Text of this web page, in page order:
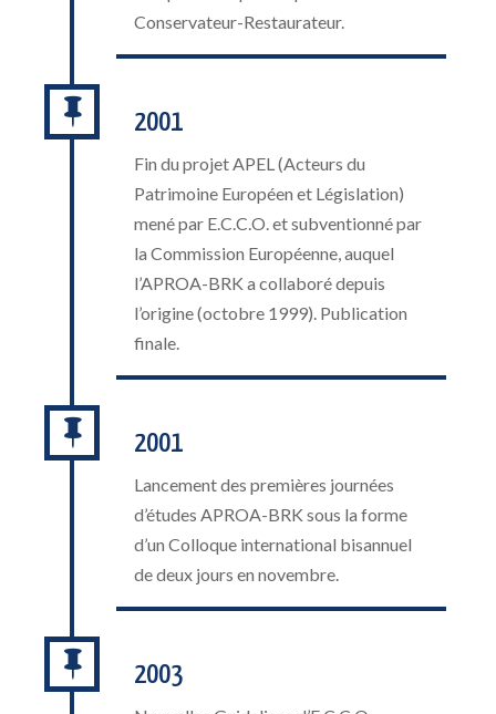
Conservateur-Restaurateur.
 2001
Fin du projet APEL (Acteurs du
Patrimoine Européen et Législation)
mené par E.C.C.O. et subventionné par
la Commission Européenne, auquel
l’APROA-BRK a collaboré depuis
l’origine (octobre 1999). Publication
finale.
 2001
Lancement des premières journées
d’études APROA-BRK sous la forme
d’un Colloque international bisannuel
de deux jours en novembre.
 2003